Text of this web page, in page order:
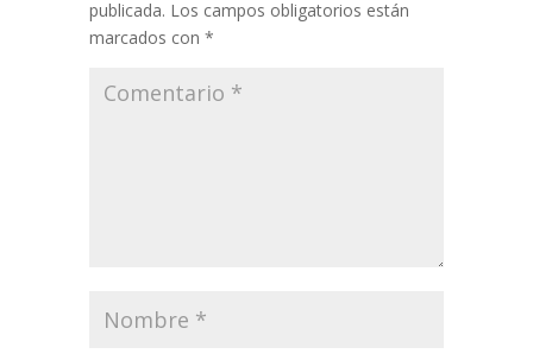
publicada. Los campos obligatorios están
marcados con *